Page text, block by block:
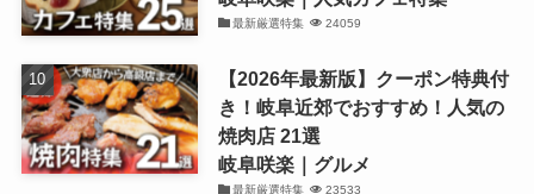
最新厳選特集 24059
【2026年最新版】クーポン特典付
き！岐阜近郊でおすすめ！人気の
焼肉店 21選
岐阜咲楽｜グルメ
最新厳選特集 23533